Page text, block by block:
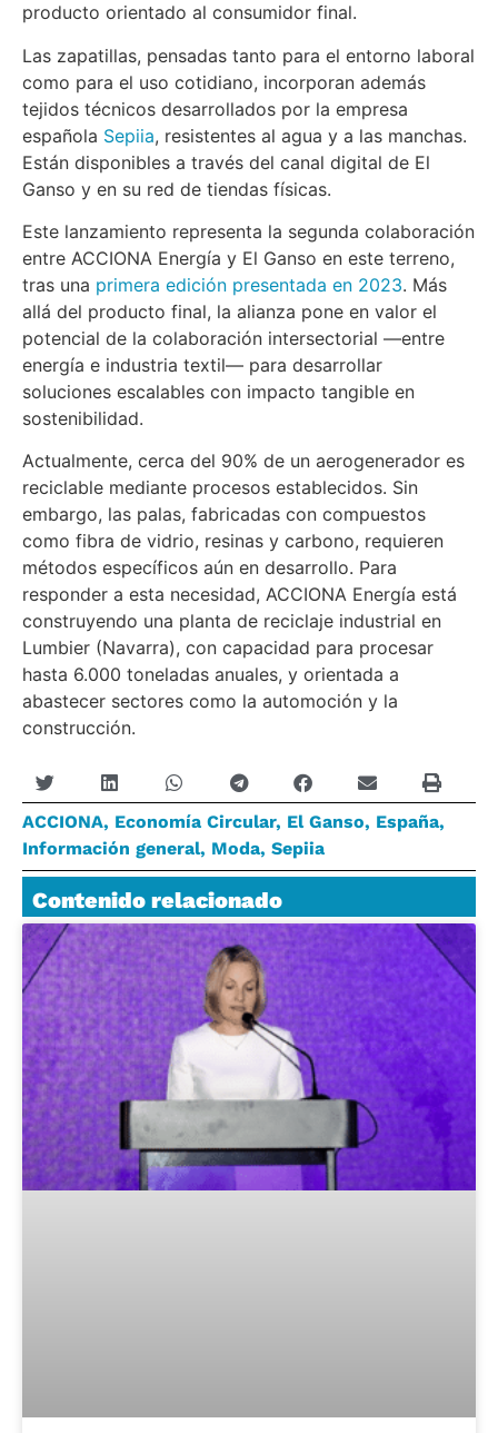
producto orientado al consumidor final.
Las zapatillas, pensadas tanto para el entorno laboral
como para el uso cotidiano, incorporan además
tejidos técnicos desarrollados por la empresa
española Sepiia, resistentes al agua y a las manchas.
Están disponibles a través del canal digital de El
Ganso y en su red de tiendas físicas.
Este lanzamiento representa la segunda colaboración
entre ACCIONA Energía y El Ganso en este terreno,
tras una primera edición presentada en 2023. Más
allá del producto final, la alianza pone en valor el
potencial de la colaboración intersectorial —entre
energía e industria textil— para desarrollar
soluciones escalables con impacto tangible en
sostenibilidad.
Actualmente, cerca del 90% de un aerogenerador es
reciclable mediante procesos establecidos. Sin
embargo, las palas, fabricadas con compuestos
como fibra de vidrio, resinas y carbono, requieren
métodos específicos aún en desarrollo. Para
responder a esta necesidad, ACCIONA Energía está
construyendo una planta de reciclaje industrial en
Lumbier (Navarra), con capacidad para procesar
hasta 6.000 toneladas anuales, y orientada a
abastecer sectores como la automoción y la
construcción.
ACCIONA, Economía Circular, El Ganso, España,
Información general, Moda, Sepiia
Contenido relacionado